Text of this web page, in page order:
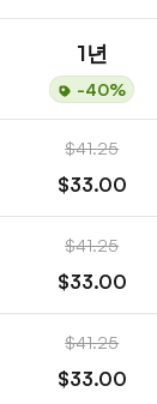
1년
-40%
$41.25
$33.00
$41.25
$33.00
$41.25
$33.00